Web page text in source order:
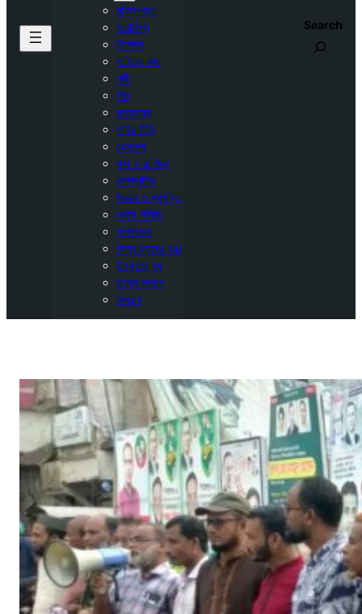
মুক্তি-কথা
সারাবিশ্ব
বিনোদন
সাহিত্য কথা
নারী
শিশু
জনস্বাস্থ্য
লাইভ টিভি
খেলাধুলা
কৃষি ও বাণিজ্য
এক্সক্লুসিভ
বিজ্ঞান ও প্রযুক্তি
লাইফ স্টাইল
সাক্ষাৎকার
ভিন্ন স্বাদের খবর
উপকূলের মুখ
তৃণমূল সংলাপ
অপরাধ
Search